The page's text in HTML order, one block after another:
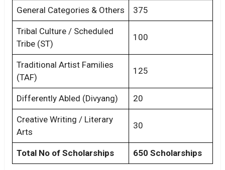
General Categories & Others 375
Tribal Culture / Scheduled
Tribe (ST)
100
Traditional Artist Families
(TAF)
125
Differently Abled (Divyang) 20
Creative Writing / Literary
Arts
30
Total No of Scholarships 650 Scholarships